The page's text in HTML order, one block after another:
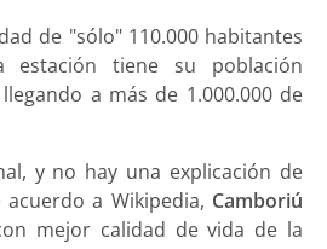
de "sólo" 110.000 habitantes
estación tiene su población
a más de 1.000.000 de
y no hay una explicación de
a Wikipedia, Camboriú
mejor calidad de vida de la